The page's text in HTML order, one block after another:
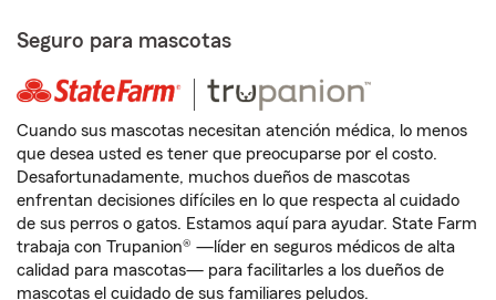
Seguro para mascotas
Cuando sus mascotas necesitan atención médica, lo menos
que desea usted es tener que preocuparse por el costo.
Desafortunadamente, muchos dueños de mascotas
enfrentan decisiones difíciles en lo que respecta al cuidado
de sus perros o gatos. Estamos aquí para ayudar. State Farm
trabaja con Trupanion® —líder en seguros médicos de alta
calidad para mascotas— para facilitarles a los dueños de
mascotas el cuidado de sus familiares peludos.